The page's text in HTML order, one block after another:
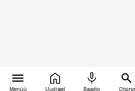
Menüü Uudised Raadio Otsing